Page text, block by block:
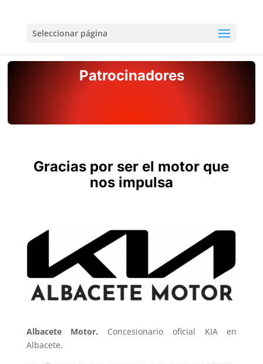
Seleccionar página
Patrocinadores
Gracias por ser el motor que
nos impulsa
Albacete Motor. Concesionario oficial KIA en
Albacete.